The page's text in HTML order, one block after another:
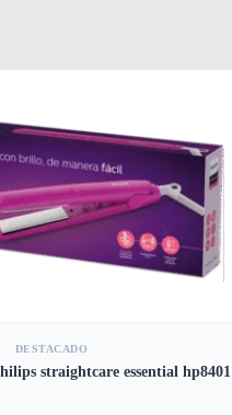
DESTACADO
straightcare essential hp8401